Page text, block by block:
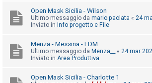
o
m
n
t
Open Mask Sicilia - Wilson
Ultimo messaggio da mario.paolata « 24
Inviato in Info progetto e File
Menza - Messina - FDM
Ultimo messaggio da Menza__ « 24 mar
Inviato in Area Produttiva
Open Mask Sicilia - Charlotte 1